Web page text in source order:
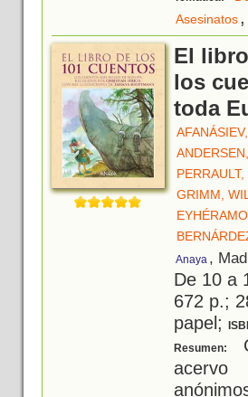
Asesinatos,
El
los
toda
GRIMM,
Anaya ,
De 10 a
672 p.;
papel;
Resumen:
acervo